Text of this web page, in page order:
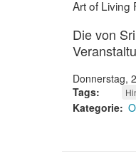
Art of Living
Die von
Donnerstag,
Tags
Kategorie